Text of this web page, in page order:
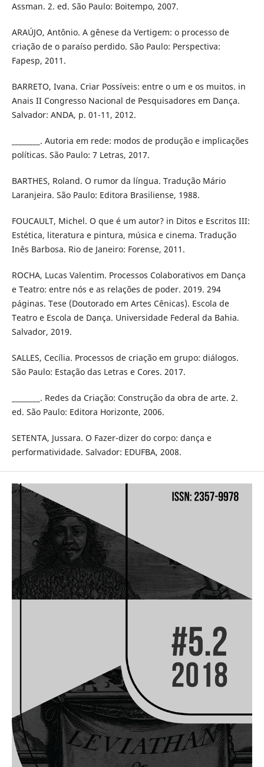
Assman. 2. ed. São Paulo: Boitempo, 2007.
ARAÚJO, Antônio. A gênese da Vertigem: o processo de
criação de o paraíso perdido. São Paulo: Perspectiva:
Fapesp, 2011.
BARRETO, Ivana. Criar Possíveis: entre o um e os muitos. in
Anais II Congresso Nacional de Pesquisadores em Dança.
Salvador: ANDA, p. 01-11, 2012.
________. Autoria em rede: modos de produção e implicações
políticas. São Paulo: 7 Letras, 2017.
BARTHES, Roland. O rumor da língua. Tradução Mário
Laranjeira. São Paulo: Editora Brasiliense, 1988.
FOUCAULT, Michel. O que é um autor? in Ditos e Escritos III:
Estética, literatura e pintura, música e cinema. Tradução
Inês Barbosa. Rio de Janeiro: Forense, 2011.
ROCHA, Lucas Valentim. Processos Colaborativos em Dança
e Teatro: entre nós e as relações de poder. 2019. 294
páginas. Tese (Doutorado em Artes Cênicas). Escola de
Teatro e Escola de Dança. Universidade Federal da Bahia.
Salvador, 2019.
SALLES, Cecília. Processos de criação em grupo: diálogos.
São Paulo: Estação das Letras e Cores. 2017.
________. Redes da Criação: Construção da obra de arte. 2.
ed. São Paulo: Editora Horizonte, 2006.
SETENTA, Jussara. O Fazer-dizer do corpo: dança e
performatividade. Salvador: EDUFBA, 2008.